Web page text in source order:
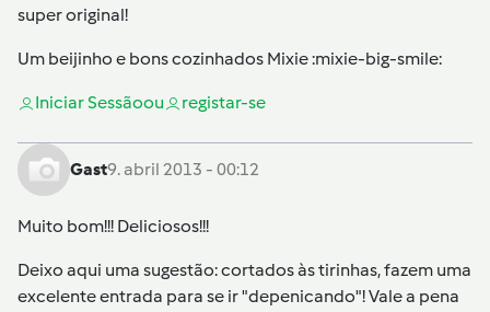
super original!
Um beijinho e bons cozinhados Mixie :mixie-big-smile:
Iniciar Sessãoou registar-se
Gast9. abril 2013 - 00:12
Muito bom!!! Deliciosos!!!
Deixo aqui uma sugestão: cortados às tirinhas, fazem uma
excelente entrada para se ir "depenicando"! Vale a pena